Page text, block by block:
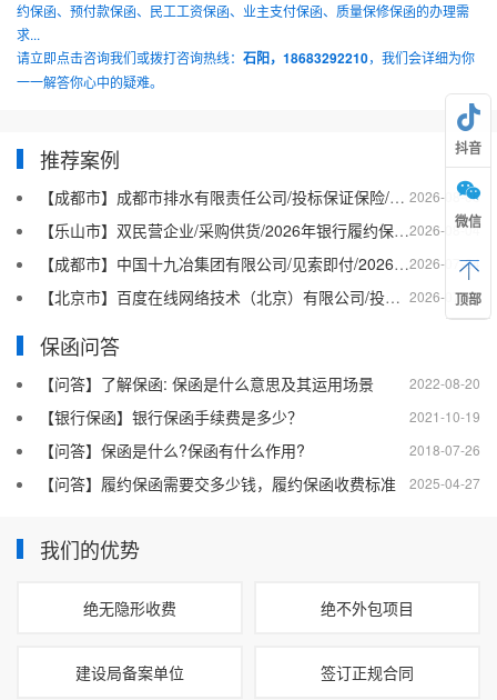
约保函、预付款保函、民工工资保函、业主支付保函、质量保修保函的办理需
求...
请立即点击咨询我们或拨打咨询热线： 石阳，18683292210，我们会详细为你
一一解答你心中的疑难。
推荐案例
2026-08-06
【成都市】成都市排水有限责任公司/投标保证保险/2026银行投标保函十三
2026-08-04
【乐山市】双民营企业/采购供货/2026年银行履约保函四十二
2026-07-24
【成都市】中国十九冶集团有限公司/见索即付/2026年银行履约保函四十一
2026-07-23
【北京市】百度在线网络技术（北京）有限公司/投标保函/2026银行投标保函十二
保函问答
2022-08-20
【问答】了解保函: 保函是什么意思及其运用场景
2021-10-19
【银行保函】银行保函手续费是多少？
2018-07-26
【问答】保函是什么?保函有什么作用?
2025-04-27
【问答】履约保函需要交多少钱，履约保函收费标准
我们的优势
绝无隐形收费 绝不外包项目
建设局备案单位 签订正规合同
抖音
微信
顶部